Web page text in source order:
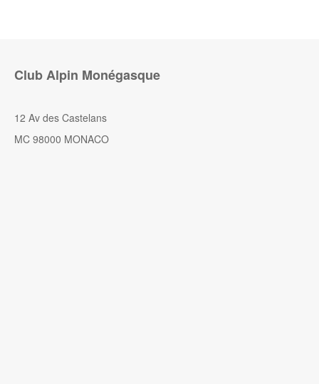
Club Alpin Monégasque
12 Av des Castelans
MC 98000 MONACO